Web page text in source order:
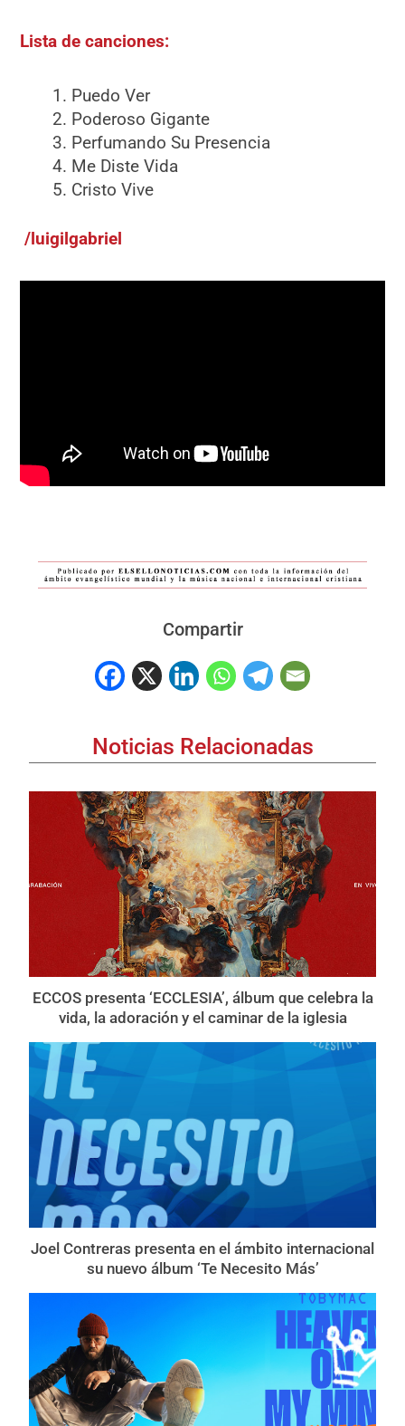
Lista de canciones:
Puedo Ver
Poderoso Gigante
Perfumando Su Presencia
Me Diste Vida
Cristo Vive
/luigilgabriel
Compartir
Noticias Relacionadas
ECCOS presenta ‘ECCLESIA’, álbum que celebra la
vida, la adoración y el caminar de la iglesia
Joel Contreras presenta en el ámbito internacional
su nuevo álbum ‘Te Necesito Más’